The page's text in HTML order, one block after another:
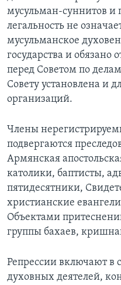
Языки
мусульман-суннитов и
легальность не
мусульманское
государства и обязано
перед Советом по
Совету установлена и
организаций.
Члены
подвергаются
Армянская
католики, баптисты,
пятидесятники,
христианские
Объектами
группы бахаев,
Репрессии включают в
духовных деятелей,